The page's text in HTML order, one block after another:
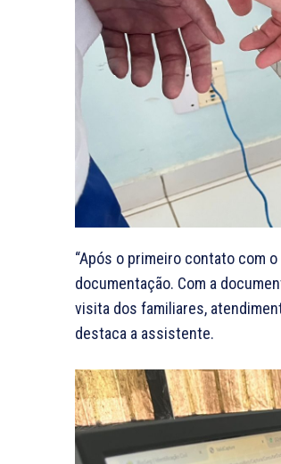
“Após o primeiro contato com
documentação. Com a
visita dos familiares,
destaca a assistente.